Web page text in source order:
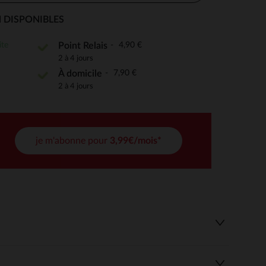
de confidentialité, en garantissant la conformité avec
Point Relais 4,90 €
2 à 4 jours
À domicile 7,90 €
2 à 4 jours
je m'abonne pour 3,99€/mois*